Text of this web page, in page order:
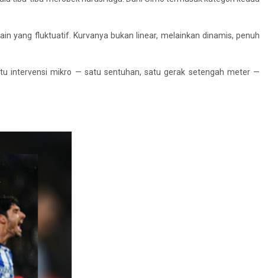
yang fluktuatif. Kurvanya bukan linear, melainkan dinamis, penuh
intervensi mikro — satu sentuhan, satu gerak setengah meter —